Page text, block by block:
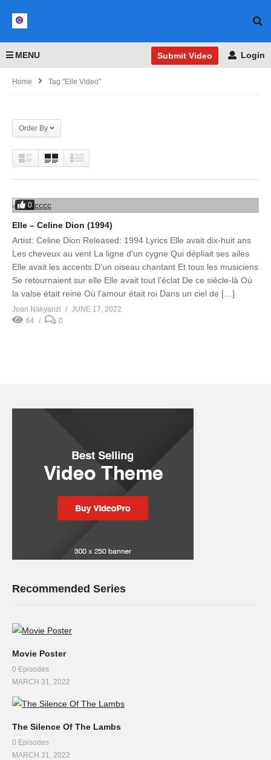
MENU Submit Video Login
Home Tag "Elle Video"
Order By
0
Elle – Celine Dion (1994)
Artist: Celine Dion Released: 1994 Lyrics Elle avait dix-huit ans
Les cheveux au vent La ligne d’un cygne Qui dépliait ses ailes
Elle avait les accents D’un oiseau chantant Et tous les musiciens
Se retournaient sur elle Elle avait tout l’éclat De ce siècle-là Où
la valse était reine Où l’amour était roi Dans un ciel de […]
Joan Nakyanzi
JUNE 17, 2022
64
0
Recommended Series
Movie Poster
0 Episodes
MARCH 31, 2022
The Silence Of The Lambs
0 Episodes
MARCH 31, 2022